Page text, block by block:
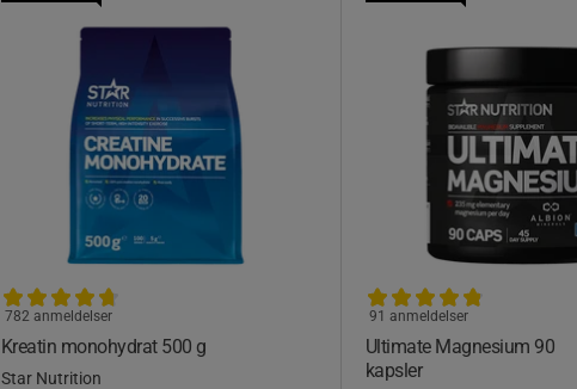
Kreatin monohydrat 500 g
782 anmeldelser
Star Nutrition
Ultimate Magnesium 90
kapsler
91 anmeldelser